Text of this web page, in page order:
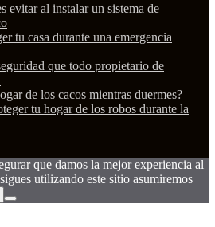
evitar al instalar un sistema de
tu casa durante una emergencia
que todo propietario de
de los cacos mientras duermes?
tu hogar de los robos durante la
que damos la mejor experiencia al
utilizando este sitio asumiremos